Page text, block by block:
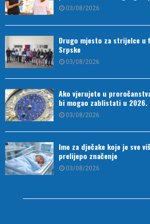
03/08/2026
Drugo mjesto za strijelce u
Srpske
03/08/2026
Ako vjerujete u
bi mogao zablistati u 2026.
03/08/2026
Ime za dječake koje je sve
prelijepo značenje
03/08/2026